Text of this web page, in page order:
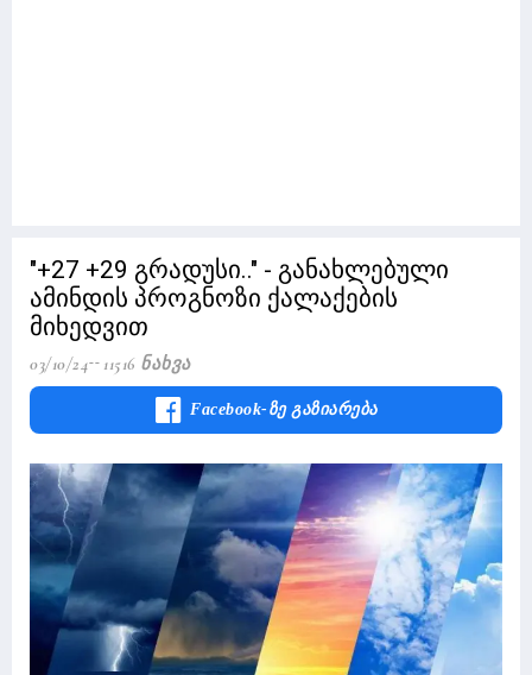
"+27 +29 გრადუსი.." - განახლებული
ამინდის პროგნოზი ქალაქების
მიხედვით
03/10/24 11516 Ნახვა
Facebook-Ზე Გაზიარება